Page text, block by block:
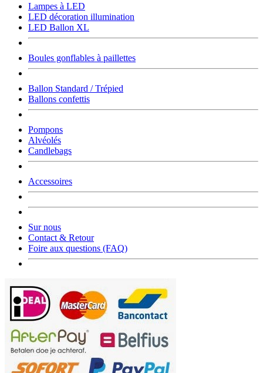
Lampes à LED
LED décoration illumination
LED Ballon XL
Boules gonflables à paillettes
Ballon Standard / Trépied
Ballons confettis
Pompons
Alvéolés
Candlebags
Accessoires
Sur nous
Contact & Retour
Foire aux questions (FAQ)